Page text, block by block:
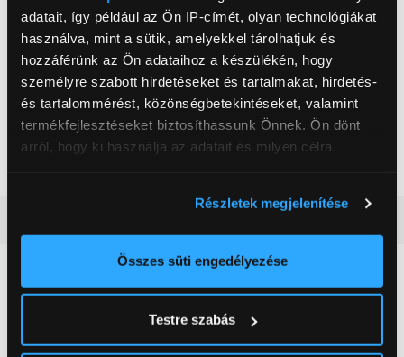
adatait, így például az Ön IP-címét, olyan technológiákat
használva, mint a sütik, amelyekkel tárolhatjuk és
hozzáférünk az Ön adataihoz a készülékén, hogy
személyre szabott hirdetéseket és tartalmakat, hirdetés-
és tartalommérést, közönségbetekintéseket, valamint
termékfejlesztéseket biztosíthassunk Önnek. Ön dönt
arról, hogy ki használja az adatait és milyen célra.
elhelyezkedéséről pár méteres pontossággal
Az Ön készülékén beazonosítása annak konkrét
módjairól és adja meg preferenciáit aRészletek
pontban. Bármikor módosíthatja vagy visszavonhatja a
Részletek megjelenítése
Összes süti engedélyezése
Testre szabás
INNPRO Robert Błędowski Sp. z o.o.
https://innpro.eu/
44-200, Rybnik, Lengyelország, Rudzka 65c
Teljesítmény
80 W
Üzemi nyomás
15 bar